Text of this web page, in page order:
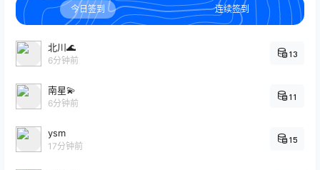
今日签到 连续签到
北川🌊
6分钟前
13
南星💫
6分钟前
11
ysm
17分钟前
15